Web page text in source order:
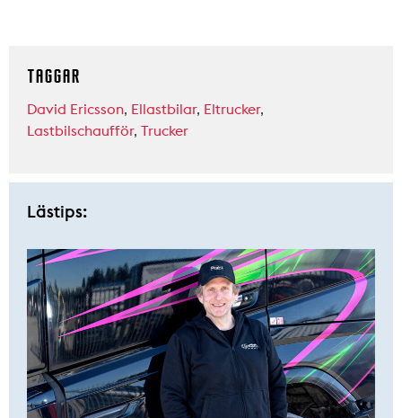
TAGGAR
David Ericsson, Ellastbilar, Eltrucker,
Lastbilschaufför, Trucker
Lästips: